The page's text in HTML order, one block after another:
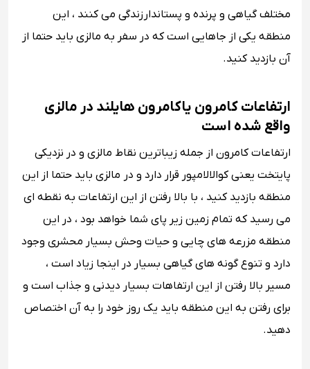
مختلف گیاهی و پرنده و پستاندار زندگی می کنند ، این
منطقه یکی از جاهایی است که در سفر به مالزی باید حتما از
آن بازدید کنید.
ارتفاعات کامرون یا کامرون هایلند در مالزی
واقع شده است
ارتفاعات کامرون از جمله زیباترین نقاط مالزی و در نزدیکی
پایتخت یعنی کوالالامپور قرار دارد و در مالزی باید حتما از این
منطقه بازدید کنید ، با بالا رفتن از این ارتفاعات به نقطه ای
می رسید که تمام زمین زیر پای شما خواهد بود ، در این
منطقه مزرعه های چایی و حیات وحش بسیار محشری وجود
دارد و تنوع گونه های گیاهی بسیار در اینجا زیاد است ،
مسیر بالا رفتن از این ارتفاهات بسیار دیدنی و جذاب است و
برای رفتن به این منطقه باید یک روز خود را به آن اختصاص
دهید.